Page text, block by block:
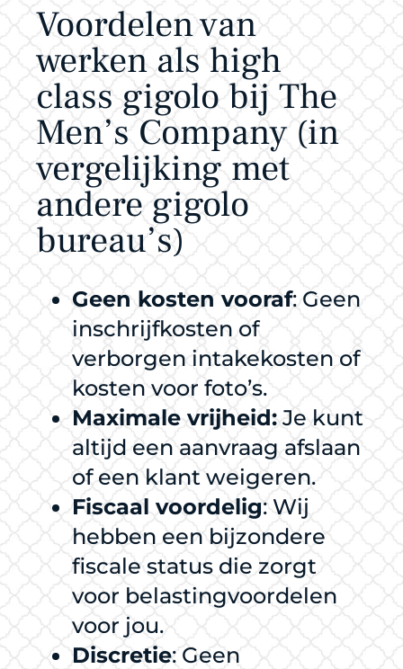
Voordelen van
werken als high
class gigolo bij The
Men’s Company (in
vergelijking met
andere gigolo
bureau’s)
Geen kosten vooraf: Geen
inschrijfkosten of
verborgen intakekosten of
kosten voor foto’s.
Maximale vrijheid: Je kunt
altijd een aanvraag afslaan
of een klant weigeren.
Fiscaal voordelig: Wij
hebben een bijzondere
fiscale status die zorgt
voor belastingvoordelen
voor jou.
Discretie: Geen